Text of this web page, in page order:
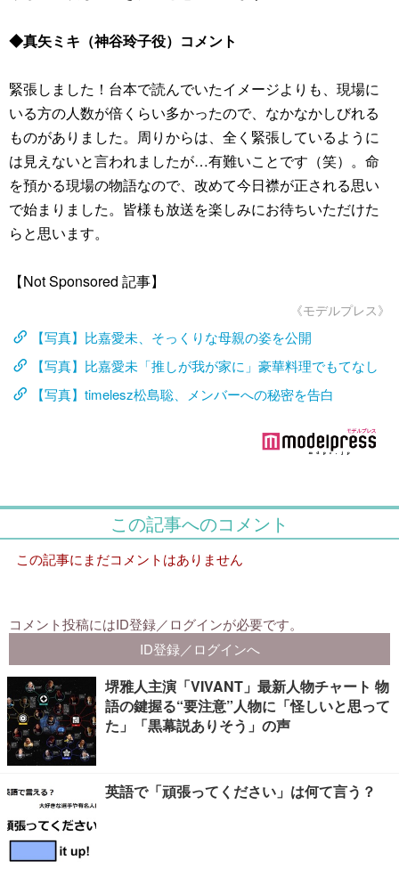
◆真矢ミキ（神谷玲子役）コメント
緊張しました！台本で読んでいたイメージよりも、現場に
いる方の人数が倍くらい多かったので、なかなかしびれる
ものがありました。周りからは、全く緊張しているように
は見えないと言われましたが…有難いことです（笑）。命
を預かる現場の物語なので、改めて今日襟が正される思い
で始まりました。皆様も放送を楽しみにお待ちいただけた
らと思います。
【Not Sponsored 記事】
《モデルプレス》
【写真】比嘉愛未、そっくりな母親の姿を公開
【写真】比嘉愛未「推しが我が家に」豪華料理でもてなし
【写真】timelesz松島聡、メンバーへの秘密を告白
堺雅人主演「VIVANT」最新人物チャート 物
語の鍵握る“要注意”人物に「怪しいと思って
た」「黒幕説ありそう」の声
英語で「頑張ってください」は何て言う？